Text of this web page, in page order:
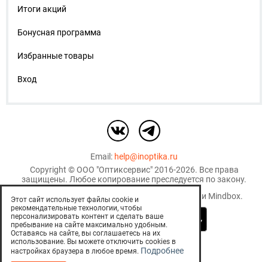
Итоги акций
Бонусная программа
Избранные товары
Вход
Email: help@inoptika.ru
Copyright ©ООО "Оптиксервис"2016-2026. Все права
защищены. Любое копирование преследуется по закону.
Используются рекомендательные технологии Mindbox.
EСТЬ ПРОТИВОПОКАЗАНИЯ.
Этот сайт использует файлы cookie и
рекомендательные технологии, чтобы
персонализировать контент и сделать ваше
пребывание на сайте максимально удобным.
Оставаясь на сайте, вы соглашаетесь на их
использование. Вы можете отключить cookies в
настройках браузера в любое время. Подробнее